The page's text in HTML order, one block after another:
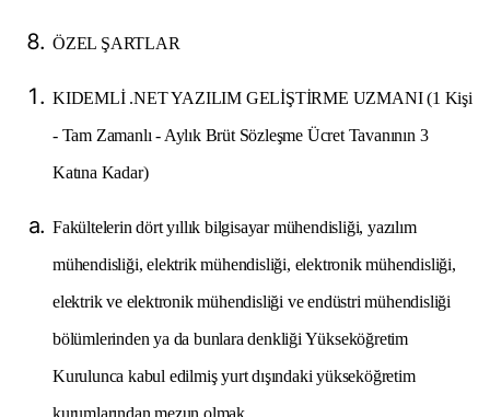
ÖZEL ŞARTLAR
KIDEMLİ .NET YAZILIM GELİŞTİRME UZMANI (1 Kişi
- Tam Zamanlı - Aylık Brüt Sözleşme Ücret Tavanının 3
Katına Kadar)
Fakültelerin dört yıllık bilgisayar mühendisliği, yazılım
mühendisliği, elektrik mühendisliği, elektronik mühendisliği,
elektrik ve elektronik mühendisliği ve endüstri mühendisliği
bölümlerinden ya da bunlara denkliği Yükseköğretim
Kurulunca kabul edilmiş yurt dışındaki yükseköğretim